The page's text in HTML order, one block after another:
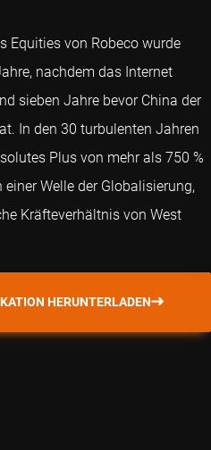
Equities von Robeco wurde
nachdem das Internet
sieben Jahre bevor China der
In den 30 turbulenten Jahren
Plus von mehr als 750 %
Welle der Globalisierung,
Kräfteverhältnis von West
HERUNTERLADEN